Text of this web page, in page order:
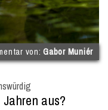
von:Gabor Muniér
aus?